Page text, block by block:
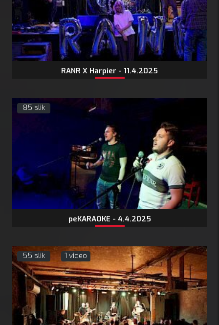
RANR X Harpier - 11.4.2025
85 slik
peKARAOKE - 4.4.2025
55 slik 1 video